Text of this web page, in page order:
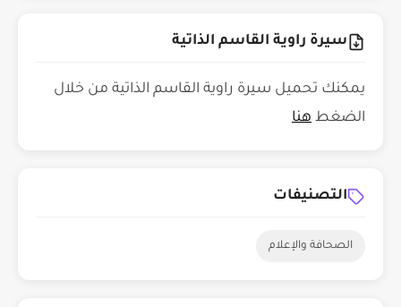
سيرة راوية القاسم الذاتية
يمكنك تحميل سيرة راوية القاسم الذاتية من خلال
الضغط هنا
التصنيفات
الصحافة والإعلام